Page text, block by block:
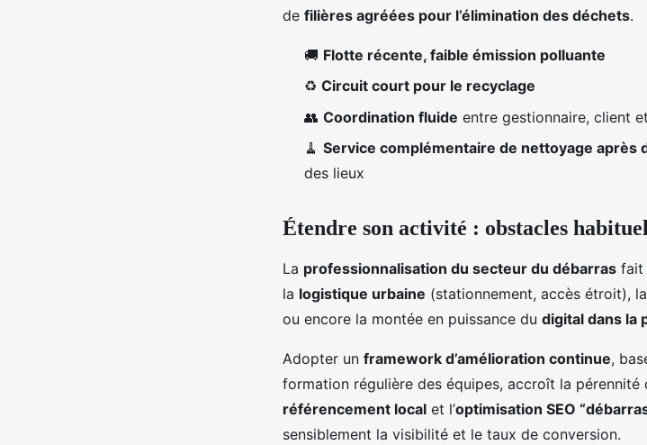
de filières agréées pour l’élimination des déchets.
🚚 Flotte récente, faible émission polluante
♻️ Circuit court pour le recyclage
👥 Coordination fluide entre gestionnaire, client
🧹 Service complémentaire de nettoyage après
des lieux
Étendre son activité : obstacles
La professionnalisation du secteur du débarras fait
la logistique urbaine (stationnement, accès étroit),
ou encore la montée en puissance du digital dans la
Adopter un framework d’amélioration continue,
formation régulière des équipes, accroît la pérennité
référencement local et l’optimisation SEO
sensiblement la visibilité et le taux de conversion.